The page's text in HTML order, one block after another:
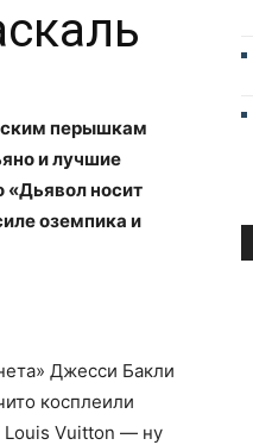
перышкам
и лучшие
«Дьявол носит
оземпика и
Джесси Бакли
косплеили
Louis Vuitton — ну